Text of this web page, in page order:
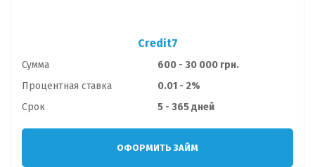
Credit7
Сумма
600 - 30 000 грн.
Процентная ставка
0.01 - 2%
Срок
5 - 365 дней
ОФОРМИТЬ ЗАЙМ